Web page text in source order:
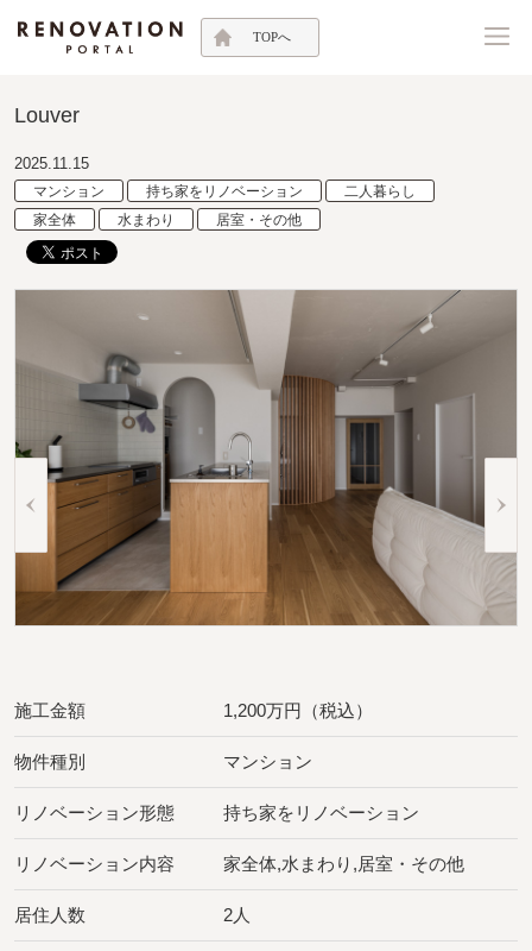
TOPへ
Louver
2025.11.15
マンション 持ち家をリノベーション
二人暮らし
家全体
水まわり 居室・その他
施工金額 1,200万円（税込）
物件種別 マンション
リノベーション形態 持ち家をリノベーション
リノベーション内容 家全体,水まわり,居室・その他
居住人数 2人